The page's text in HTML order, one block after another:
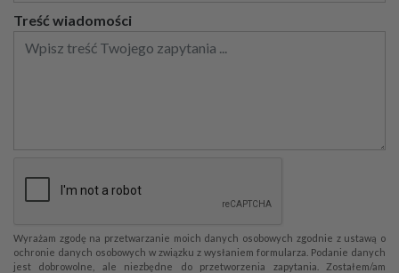
Treść wiadomości
Wyrażam zgodę na przetwarzanie moich danych osobowych zgodnie z ustawą o
ochronie danych osobowych w związku z wysłaniem formularza. Podanie danych
jest dobrowolne, ale niezbędne do przetworzenia zapytania. Zostałem/am